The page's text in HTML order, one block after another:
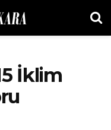
İklim